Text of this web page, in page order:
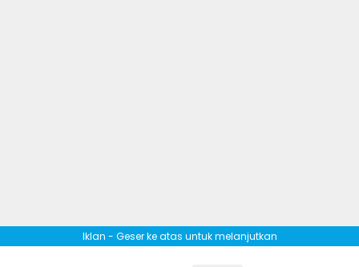
Iklan - Geser ke atas untuk melanjutkan